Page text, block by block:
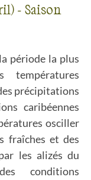
- Saison
période la plus
températures
précipitations
caribéennes
osciller
fraîches et des
les alizés du
conditions